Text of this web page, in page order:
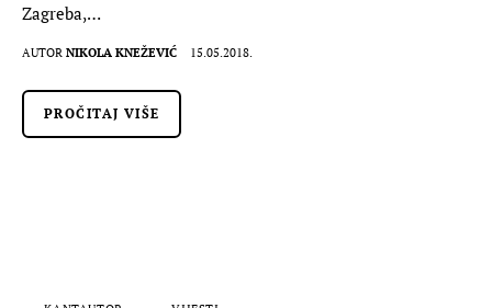
Zagreba,…
AUTOR NIKOLA KNEŽEVIĆ 15.05.2018.
PROČITAJ VIŠE